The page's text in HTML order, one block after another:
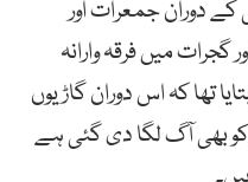
کے دوران جمعرات اور
گجرات میں فرقہ وارانہ
تھا کہ اس دوران گاڑیوں
کو بھی آگ لگا دی گئی ہے